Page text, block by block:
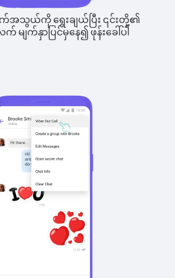
အသွယ်ကို ရွေးချယ်ပြီး ၎င်းတို့၏
ျက်နှာပြင်မှနေ၍ ဖုန်းခေါ်ပါ